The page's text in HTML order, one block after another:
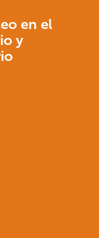
en el
y